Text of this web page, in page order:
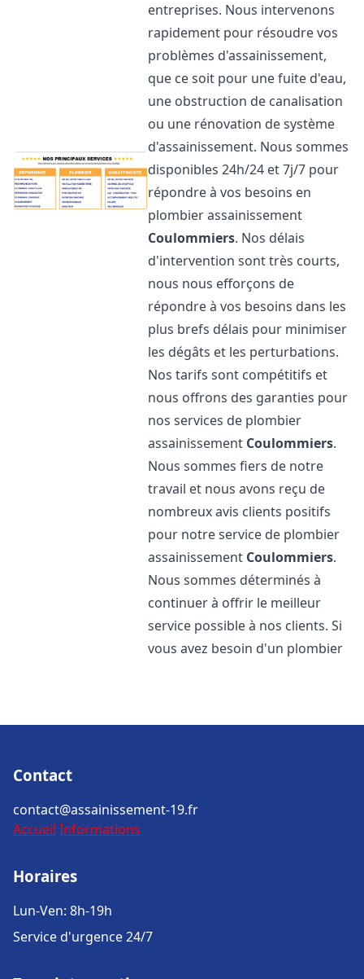
entreprises. Nous intervenons
rapidement pour résoudre vos
problèmes d'assainissement,
que ce soit pour une fuite d'eau,
une obstruction de canalisation
ou une rénovation de système
d'assainissement. Nous sommes
disponibles 24h/24 et 7j/7 pour
répondre à vos besoins en
plombier assainissement
Coulommiers. Nos délais
d'intervention sont très courts,
nous nous efforçons de
répondre à vos besoins dans les
plus brefs délais pour minimiser
les dégâts et les perturbations.
Nos tarifs sont compétitifs et
nous offrons des garanties pour
nos services de plombier
assainissement Coulommiers.
Nous sommes fiers de notre
travail et nous avons reçu de
nombreux avis clients positifs
pour notre service de plombier
assainissement Coulommiers.
Nous sommes déterminés à
continuer à offrir le meilleur
service possible à nos clients. Si
vous avez besoin d'un plombier
Contact
contact@assainissement-19.fr
Accueil Informations
Horaires
Lun-Ven: 8h-19h
Service d'urgence 24/7